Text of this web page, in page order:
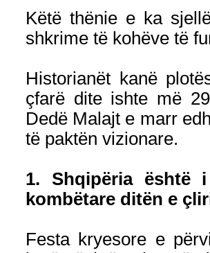
Këtë thënie e ka
shkrime të kohëve të
Historianët kanë
çfarë dite ishte më
Dedë Malajt e marr
të paktën vizionare.
1. Shqipëria është
kombëtare ditën e
Festa kryesore e